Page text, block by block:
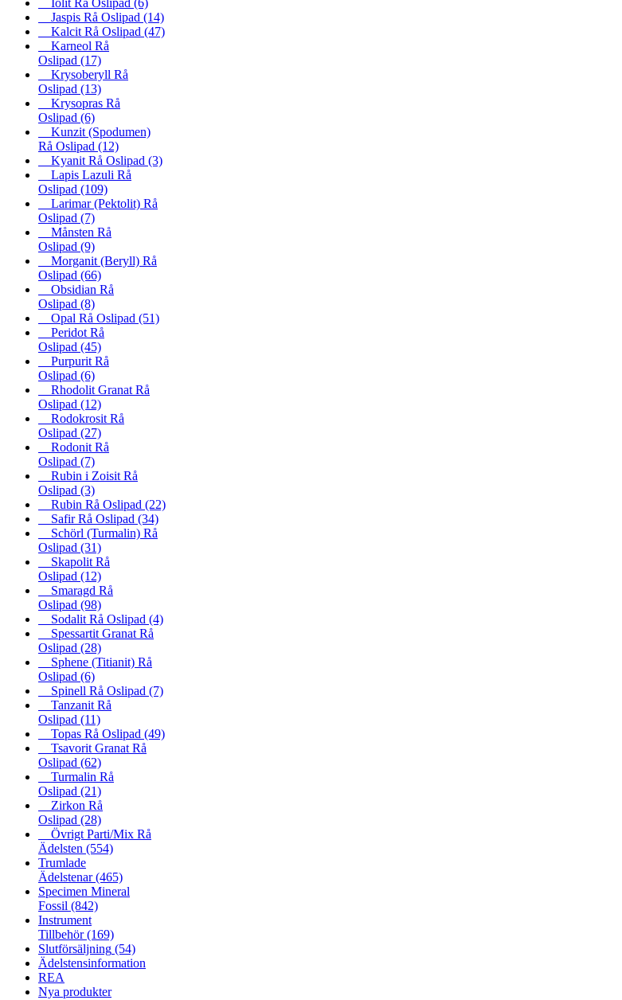
Iolit Rå Oslipad (6)
Jaspis Rå Oslipad (14)
Kalcit Rå Oslipad (47)
Karneol Rå
Oslipad (17)
Krysoberyll Rå
Oslipad (13)
Krysopras Rå
Oslipad (6)
Kunzit (Spodumen)
Rå Oslipad (12)
Kyanit Rå Oslipad (3)
Lapis Lazuli Rå
Oslipad (109)
Larimar (Pektolit) Rå
Oslipad (7)
Månsten Rå
Oslipad (9)
Morganit (Beryll) Rå
Oslipad (66)
Obsidian Rå
Oslipad (8)
Opal Rå Oslipad (51)
Peridot Rå
Oslipad (45)
Purpurit Rå
Oslipad (6)
Rhodolit Granat Rå
Oslipad (12)
Rodokrosit Rå
Oslipad (27)
Rodonit Rå
Oslipad (7)
Rubin i Zoisit Rå
Oslipad (3)
Rubin Rå Oslipad (22)
Safir Rå Oslipad (34)
Schörl (Turmalin) Rå
Oslipad (31)
Skapolit Rå
Oslipad (12)
Smaragd Rå
Oslipad (98)
Sodalit Rå Oslipad (4)
Spessartit Granat Rå
Oslipad (28)
Sphene (Titianit) Rå
Oslipad (6)
Spinell Rå Oslipad (7)
Tanzanit Rå
Oslipad (11)
Topas Rå Oslipad (49)
Tsavorit Granat Rå
Oslipad (62)
Turmalin Rå
Oslipad (21)
Zirkon Rå
Oslipad (28)
Övrigt Parti/Mix Rå
Ädelsten (554)
Trumlade
Ädelstenar(465)
Specimen Mineral
Fossil (842)
Instrument
Tillbehör(169)
Slutförsäljning (54)
Ädelstensinformation
REA
Nya produkter